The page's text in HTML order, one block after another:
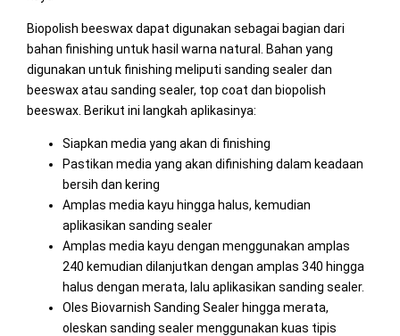
Biopolish beeswax dapat digunakan sebagai bagian dari
bahan finishing untuk hasil warna natural. Bahan yang
digunakan untuk finishing meliputi sanding sealer dan
beeswax atau sanding sealer, top coat dan biopolish
beeswax. Berikut ini langkah aplikasinya:
Siapkan media yang akan di finishing
Pastikan media yang akan difinishing dalam keadaan
bersih dan kering
Amplas media kayu hingga halus, kemudian
aplikasikan sanding sealer
Amplas media kayu dengan menggunakan amplas
240 kemudian dilanjutkan dengan amplas 340 hingga
halus dengan merata, lalu aplikasikan sanding sealer.
Oles Biovarnish Sanding Sealer hingga merata,
oleskan sanding sealer menggunakan kuas tipis